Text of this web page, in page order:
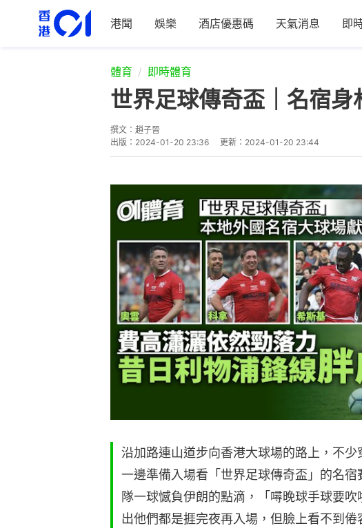
港聞 娛樂 酒店優惠碼 天氣消息 即
體育 即時體育
世界足球傳奇盃｜名宿
撰文： 趙子晉
出版： 2024-01-20 23:36 更新： 2024-01-20 23:44
沿加路連山道步向香港大球場的路上，不少
一邊準備入場看「世界足球傳奇盃」的名
隊一球憾負伊朗的點滴，「噚晚球手球要
出他們都是捱完夜再入場，但臉上看不到